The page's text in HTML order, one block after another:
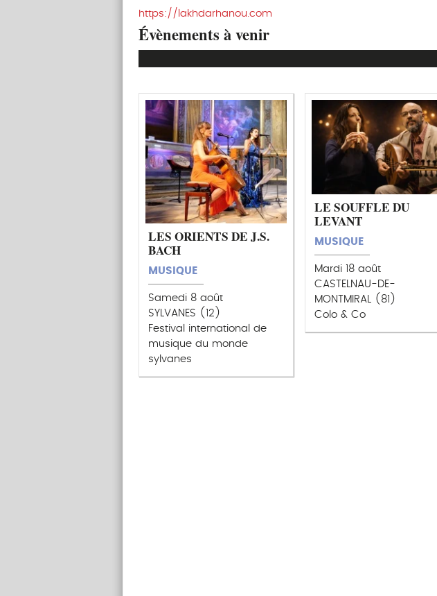
https://lakhdarhanou.com
Évènements à venir
LES ORIENTS DE J.S.
BACH
MUSIQUE
Samedi 8 août
SYLVANES (12)
Festival international de
musique du monde
sylvanes
LE SOUFFLE DU
LEVANT
MUSIQUE
Mardi 18 août
CASTELNAU-DE-
MONTMIRAL (81)
Colo & Co